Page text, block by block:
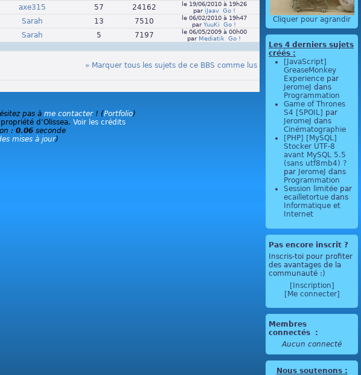
axe315 57 24162
le 19/06/2010 à 19h26
par iJaav Go !
Sarah 13 7510
le 06/02/2010 à 19h47
par YuuKi Go !
Sarah 5 7197
le 06/05/2009 à 00h00
par Mediatik Go !
» Marquer tous les sujets de ce BBS comme lus
pas à me contacter! (Portfolio)
d’Olissea. Voir les crédits
: 0.06seconde
mises à jour)
Cliquer pour agrandir
Les 4 derniers sujets
créés :
[JavaScript]
GreaseMonkey
Experience par
JeromeJ dans
Programmation
Game of Thrones
S4 [SPOIL] par
JeromeJ dans
Cinématographie
[PHP] [MySQL]
Stocker UTF-8
avant MySQL 5.5
(sans utf8mb4) ?
par JeromeJ dans
Programmation
Session limitée par
ecailletortue dans
Informatique et
Internet
Pas encore inscrit ?
Inscris-toi pour profiter
des avantages de la
communauté :)
[Inscription]
[Me connecter]
Membres
connectés
:
Aucun connecté
Nous soutenons: